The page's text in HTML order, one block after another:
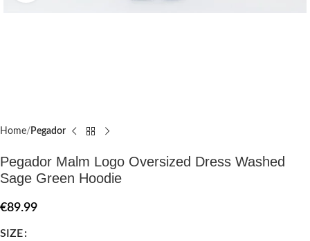
Home Pegador​
Pegador Malm Logo Oversized Dress Washed
Sage Green Hoodie
€89.99
SIZE